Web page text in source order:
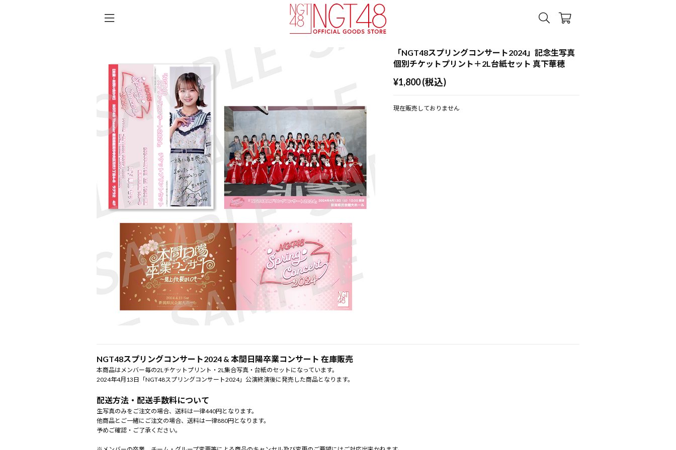
「NGT48スプリングコンサート2024」記念生写真
個別チケットプリント＋2L台紙セット 真下華穂
¥1,800 (税込)
現在販売しておりません
NGT48スプリングコンサート2024 & 本間日陽卒業コンサート 在庫販売
本商品はメンバー毎の2Lチケットプリント・2L集合写真・台紙のセットになっています。
2024年4月13日「NGT48スプリングコンサート2024」公演終演後に発売した商品となります。
配送方法・配送手数料について
生写真のみをご注文の場合、送料は一律440円となります。
他商品とご一緒にご注文の場合、送料は一律880円となります。
予めご確認・ご了承ください。